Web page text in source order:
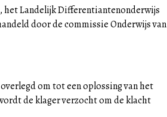
het Landelijk Differentiantenonderwijs
door de commissie Onderwijs van
om tot een oplossing van het
de klager verzocht om de klacht